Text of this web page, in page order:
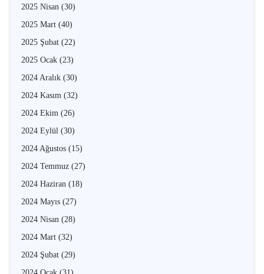
2025 Nisan (30)
2025 Mart (40)
2025 Şubat (22)
2025 Ocak (23)
2024 Aralık (30)
2024 Kasım (32)
2024 Ekim (26)
2024 Eylül (30)
2024 Ağustos (15)
2024 Temmuz (27)
2024 Haziran (18)
2024 Mayıs (27)
2024 Nisan (28)
2024 Mart (32)
2024 Şubat (29)